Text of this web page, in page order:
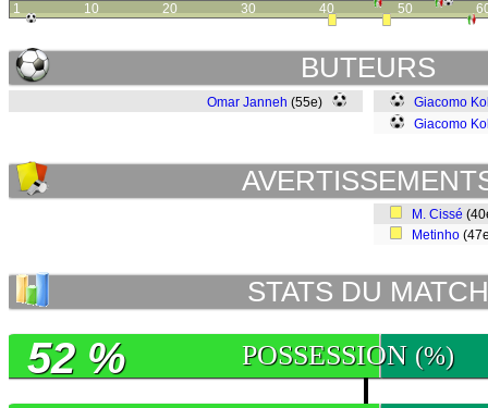
1 10 20 30 40 50
BUTEURS
Omar Janneh (55e)
Giacomo
Giacomo
M. Cissé
Metinho
STATS DU MATCH
POSSESSION (%)
52 %